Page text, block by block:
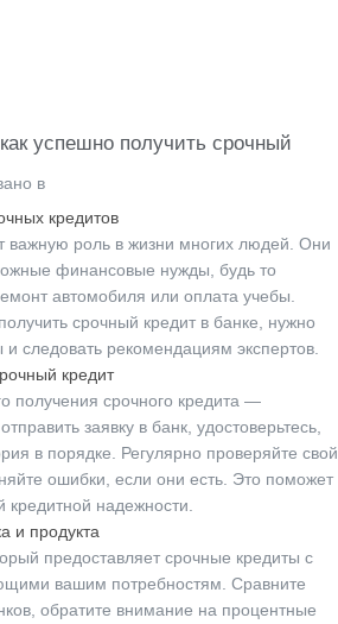
успешно получить срочный
в
кредитов
важную роль в жизни многих людей. Они
финансовые нужды, будь то
автомобиля или оплата учебы.
срочный кредит в банке, нужно
и следовать рекомендациям экспертов.
кредит
получения срочного кредита —
заявку в банк, удостоверьтесь,
в порядке. Регулярно проверяйте свой
ошибки, если они есть. Это поможет
кредитной надежности.
и продукта
предоставляет срочные кредиты с
вашим потребностям. Сравните
обратите внимание на процентные